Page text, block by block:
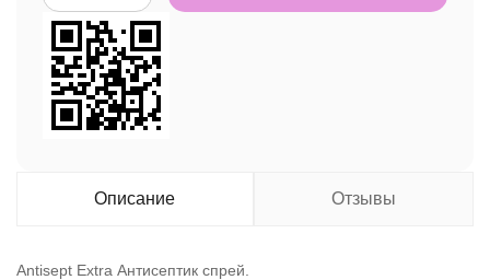
Описание Отзывы
Antisept Extra Антисептик спрей.